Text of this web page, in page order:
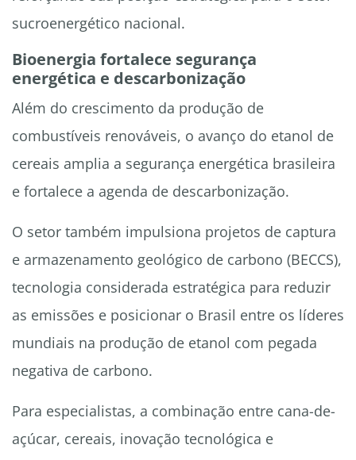
sucroenergético nacional.
Bioenergia fortalece segurança
energética e descarbonização
Além do crescimento da produção de
combustíveis renováveis, o avanço do etanol de
cereais amplia a segurança energética brasileira
e fortalece a agenda de descarbonização.
O setor também impulsiona projetos de captura
e armazenamento geológico de carbono (BECCS),
tecnologia considerada estratégica para reduzir
as emissões e posicionar o Brasil entre os líderes
mundiais na produção de etanol com pegada
negativa de carbono.
Para especialistas, a combinação entre cana-de-
açúcar, cereais, inovação tecnológica e